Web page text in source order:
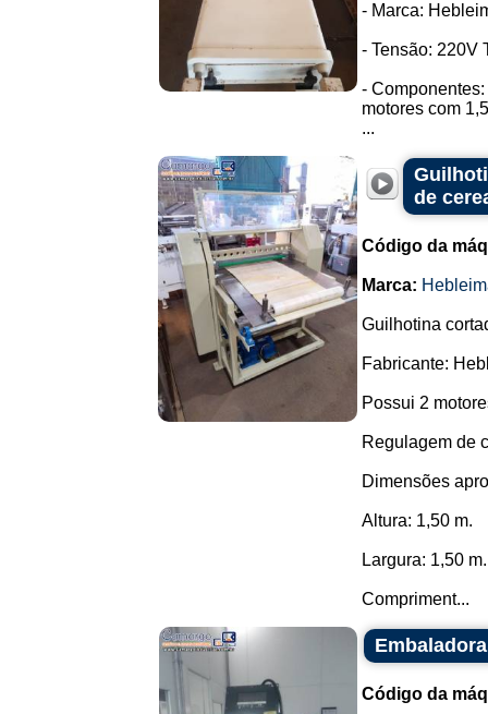
- Marca:
- Tensão: 220V
-
motores com
...
de
Código da
Marca:
Guilhotina
Fabricante:
Possui 2
Regulagem de
Dimensões
Altura: 1,50 m.
Largura: 1,50 m.
Compriment...
Código da